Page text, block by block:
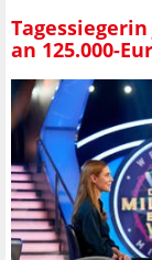
an 125.000-